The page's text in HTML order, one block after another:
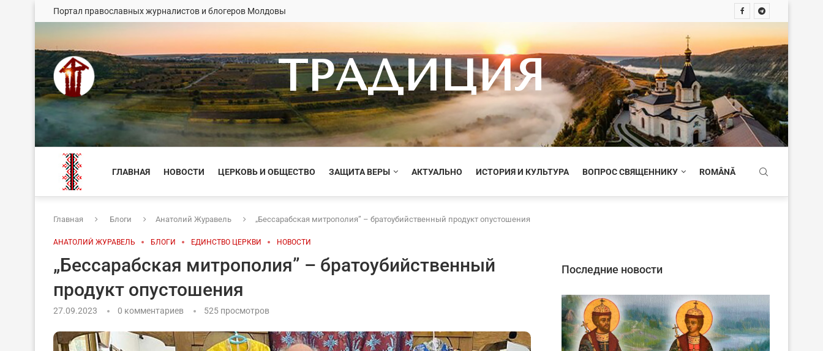
Портал православных журналистов и блогеров Молдовы
ТРАДИЦИЯ
ГЛАВНАЯ НОВОСТИ ЦЕРКОВЬ И ОБЩЕСТВО ЗАЩИТА ВЕРЫ АКТУАЛЬНО ИСТОРИЯ И КУЛЬТУРА ВОПРОС СВЯЩЕННИКУ ROMÂNĂ
Главная Блоги Анатолий Журавель „Бессарабская митрополия” – братоубийственный продукт опустошения
АНАТОЛИЙ ЖУРАВЕЛЬ БЛОГИ ЕДИНСТВО ЦЕРКВИ НОВОСТИ
„Бессарабская митрополия” – братоубийственный
продукт опустошения
27.09.2023 0 комментариев 525 просмотров
Последние новости